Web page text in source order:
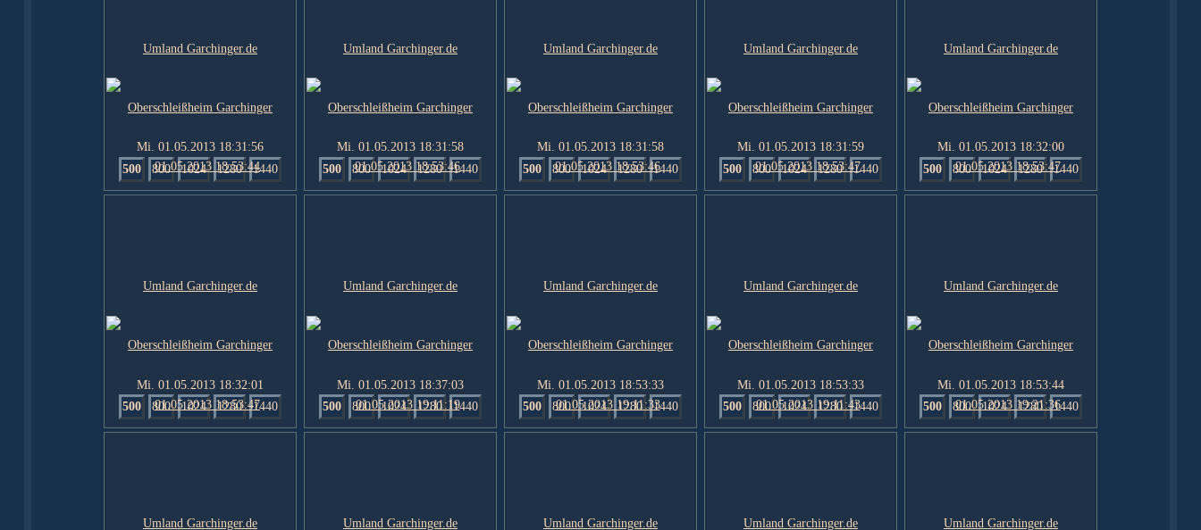
Mi. 01.05.2013 18:31:56
500
800 1024 1280 1440
Mi. 01.05.2013 18:31:58
500
800 1024 1280 1440
Mi. 01.05.2013 18:31:58
500
800 1024 1280 1440
Mi. 01.05.2013 18:31:59
500
800 1024 1280 1440
Mi. 01.05.2013 18:32:00
500
800 1024 1280 1440
Mi. 01.05.2013 18:32:01
500
800 1024 1280 1440
Mi. 01.05.2013 18:37:03
500
800 1024 1280 1440
Mi. 01.05.2013 18:53:33
500
800 1024 1280 1440
Mi. 01.05.2013 18:53:33
500
800 1024 1280 1440
Mi. 01.05.2013 18:53:44
500
800 1024 1280 1440